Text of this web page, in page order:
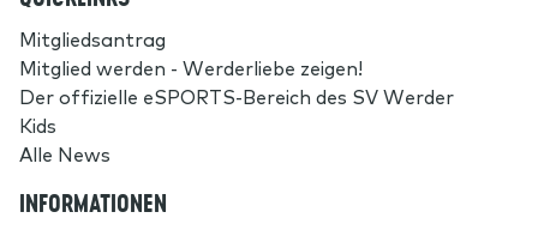
Mitgliedsantrag
Mitglied werden - Werderliebe zeigen!
Der offizielle eSPORTS-Bereich des SV Werder
Kids
Alle News
INFORMATIONEN